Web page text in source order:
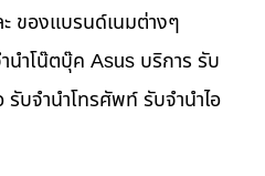
ของแบรนด์เนมต่างๆ
นำโน๊ตบุ๊ค Asus บริการ รับ
บจำนำโทรศัพท์ รับจำนำไอ